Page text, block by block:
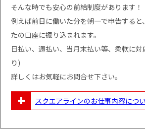
そんな時でも安心の前給制度があります！
例えば前日に働いた分を朝一で申告すると
たの口座に振り込まれます。
日払い、週払い、当月末払い等、柔軟に
り)
詳しくはお気軽にお問合せ下さい。
スクエアラインのお仕事内容につ